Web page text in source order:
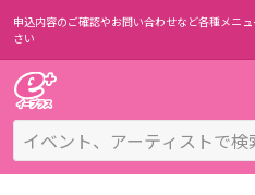
申込内容のご確認やお問い合わせなど各種メニュ
さい